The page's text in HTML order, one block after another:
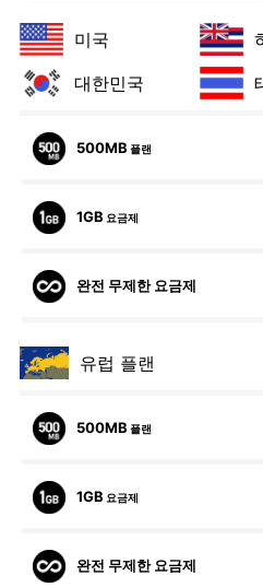
미국
대한민국
500MB 플랜
1GB 요금제
완전 무제한 요금제
유럽 플랜
500MB 플랜
1GB 요금제
완전 무제한 요금제